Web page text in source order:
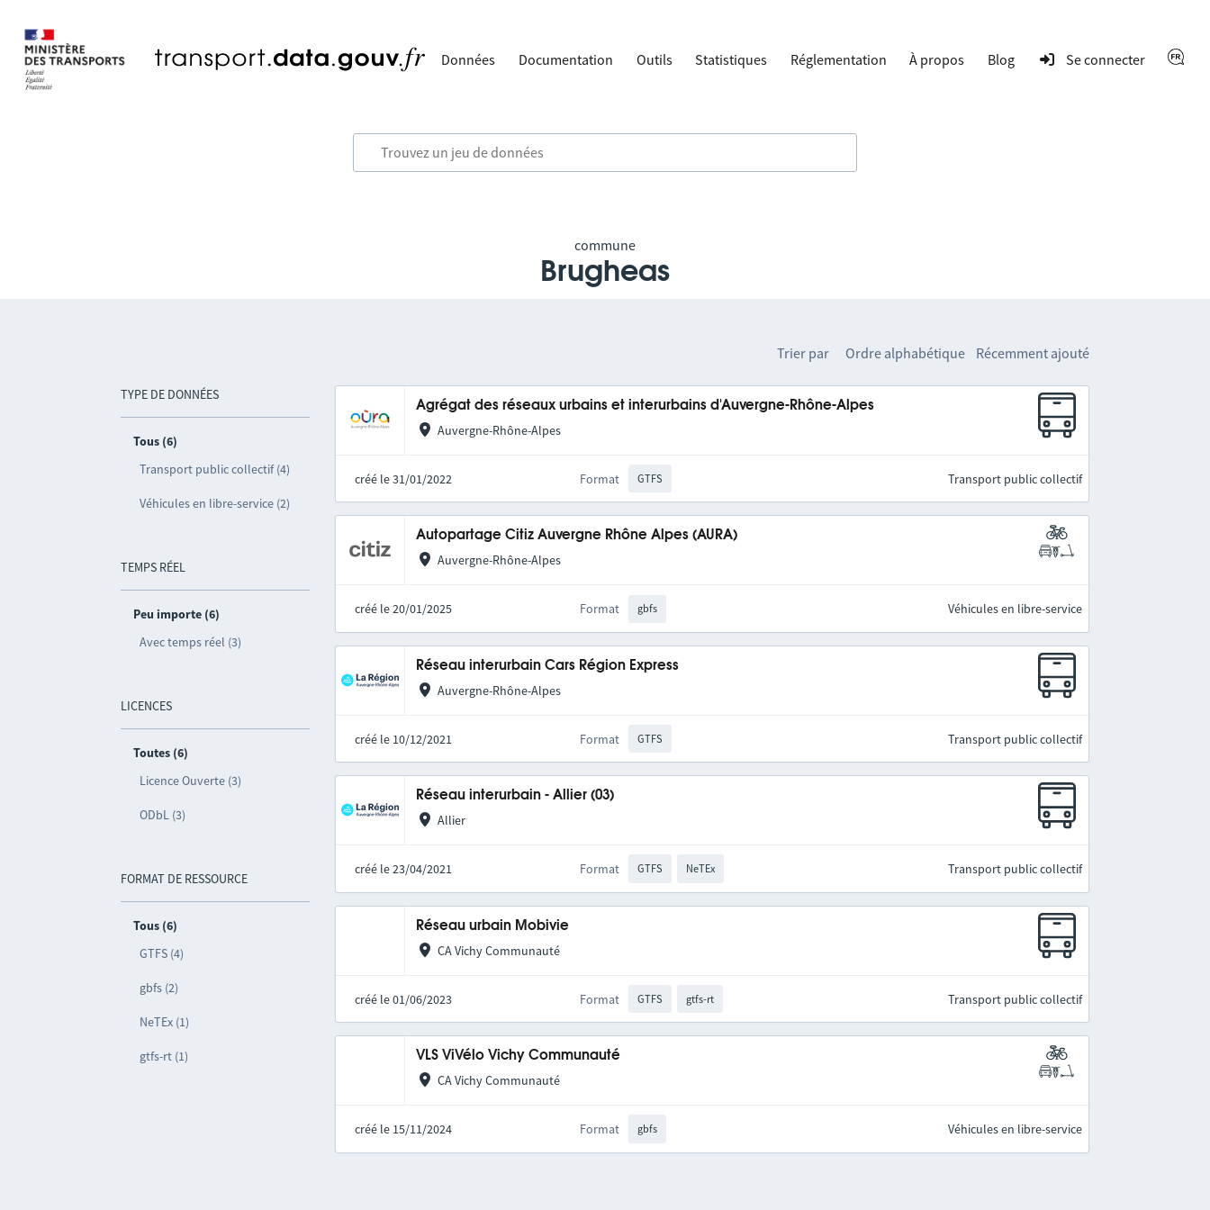
Données Documentation Outils Statistiques Réglementation À propos Blog Se connecter
commune
Brugheas
TYPE DE DONNÉES
Tous (6)
Transport public collectif (4)
Véhicules en libre-service (2)
TEMPS RÉEL
Peu importe (6)
Avec temps réel (3)
LICENCES
Toutes (6)
Licence Ouverte (3)
ODbL (3)
FORMAT DE RESSOURCE
Tous (6)
GTFS (4)
gbfs (2)
NeTEx (1)
gtfs-rt (1)
Trier par Ordre alphabétique Récemment ajouté
Agrégat des réseaux urbains et interurbains d'Auvergne-Rhône-Alpes
Auvergne-Rhône-Alpes
créé le 31/01/2022 Format GTFS Transport public collectif
Autopartage Citiz Auvergne Rhône Alpes (AURA)
Auvergne-Rhône-Alpes
créé le 20/01/2025 Format gbfs Véhicules en libre-service
Réseau interurbain Cars Région Express
Auvergne-Rhône-Alpes
créé le 10/12/2021 Format GTFS Transport public collectif
Réseau interurbain - Allier (03)
Allier
créé le 23/04/2021 Format GTFS NeTEx Transport public collectif
Réseau urbain Mobivie
CA Vichy Communauté
créé le 01/06/2023 Format GTFS gtfs-rt Transport public collectif
VLS ViVélo Vichy Communauté
CA Vichy Communauté
créé le 15/11/2024 Format gbfs Véhicules en libre-service